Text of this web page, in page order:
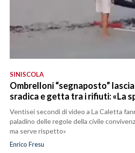
SINISCOLA
Ombrelloni “segnaposto”
sradica e getta tra i rifiuti: «La
Ventisei secondi di video a La Caletta
paladino delle regole della civile
ma serve rispetto»
Enrico Fresu